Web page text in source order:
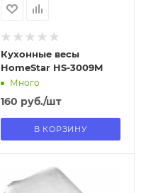
Кухонные весы
HomeStar HS-3009M
Много
160 руб./шт
В КОРЗИНУ
Отправим
18.08.2026